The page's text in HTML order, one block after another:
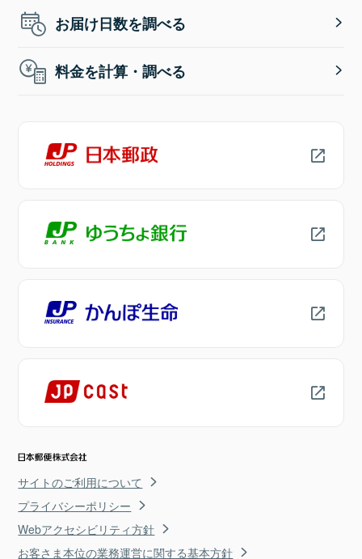
お届け日数を調べる
料金を計算・調べる
サイトのご利用について
プライバシーポリシー
Webアクセシビリティ方針
お客さま本位の業務運営に関する基本方針